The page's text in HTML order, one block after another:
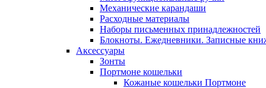
Механические карандаши
Расходные материалы
Наборы письменных принадлежностей
Блокноты. Ежедневники. Записные
Аксессуары
Зонты
Портмоне кошельки
Кожаные кошельки Портмоне